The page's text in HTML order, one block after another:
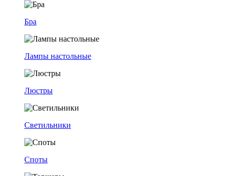
Бра
Лампы настольные
Люстры
Светильники
Споты